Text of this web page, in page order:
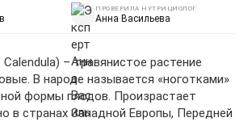
ПРОВЕРИЛА НУТРИЦИОЛОГ
Анна Васильева
Calendula) – травянистое растение
В народе называется «ноготками»
формы плодов. Произрастает
в странах Западной Европы, Передней